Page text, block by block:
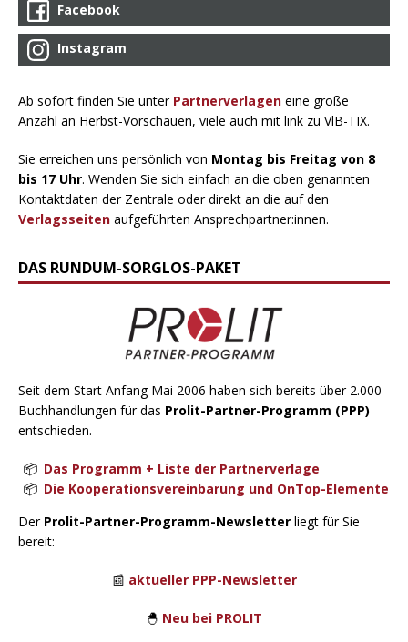
Facebook
Instagram
Ab sofort finden Sie unter Partnerverlagen eine große
Anzahl an Herbst-Vorschauen, viele auch mit link zu VlB-TIX.
Sie erreichen uns persönlich von Montag bis Freitag von 8
bis 17 Uhr. Wenden Sie sich einfach an die oben genannten
Kontaktdaten der Zentrale oder direkt an die auf den
Verlagsseiten aufgeführten Ansprechpartner:innen.
DAS RUNDUM-SORGLOS-PAKET
Seit dem Start Anfang Mai 2006 haben sich bereits über 2.000
Buchhandlungen für das Prolit-Partner-Programm (PPP)
entschieden.
Das Programm + Liste der Partnerverlage
Die Kooperationsvereinbarung und OnTop-Elemente
Der Prolit-Partner-Programm-Newsletter liegt für Sie
bereit:
📰 aktueller PPP-Newsletter
🐣 Neu bei PROLIT